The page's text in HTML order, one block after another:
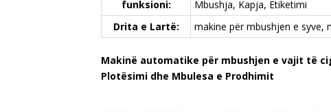
funksioni:
Mbushja, Kapja, Etiketimi
Drita e Lartë:
makine për mbushjen e syve,
Makinë automatike për mbushjen e vajit të
Plotësimi dhe Mbulesa e Prodhimit